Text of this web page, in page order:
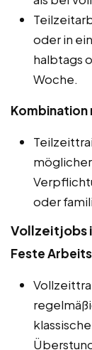
oder in
halbtags
Woche.
Kombination
oder
Vollzeitjobs
Feste